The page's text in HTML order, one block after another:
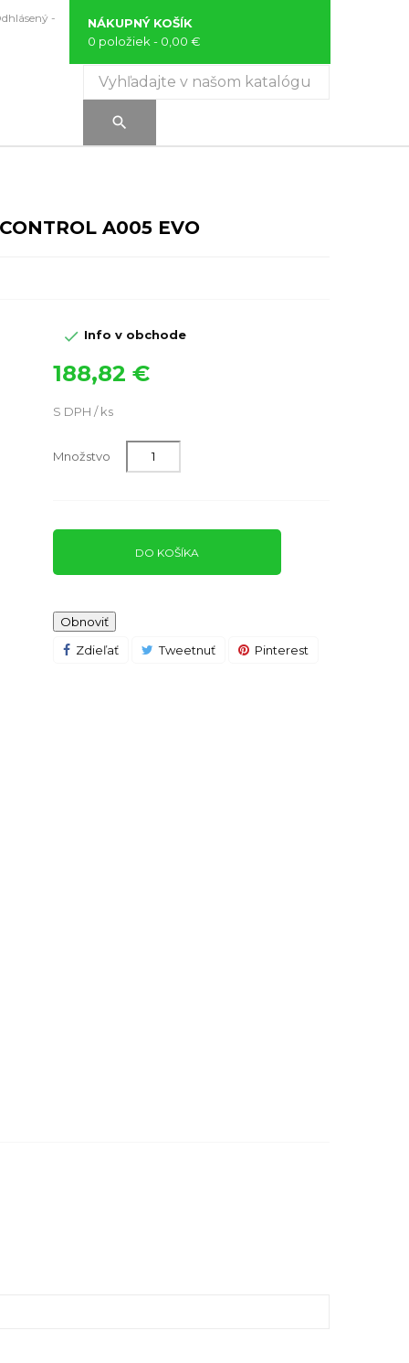
-
NÁKUPNÝ KOŠÍK
0 položiek - 0,00 €

A005 EVO
 Info v obchode
188,82 €
S DPH / ks
Množstvo
DO KOŠÍKA
Zdieľať Tweetnuť Pinterest